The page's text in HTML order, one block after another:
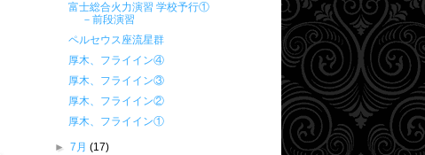
富士総合火力演習 学校予行①
－前段演習
ペルセウス座流星群
厚木、フライイン④
厚木、フライイン③
厚木、フライイン②
厚木、フライイン①
►7月(17)